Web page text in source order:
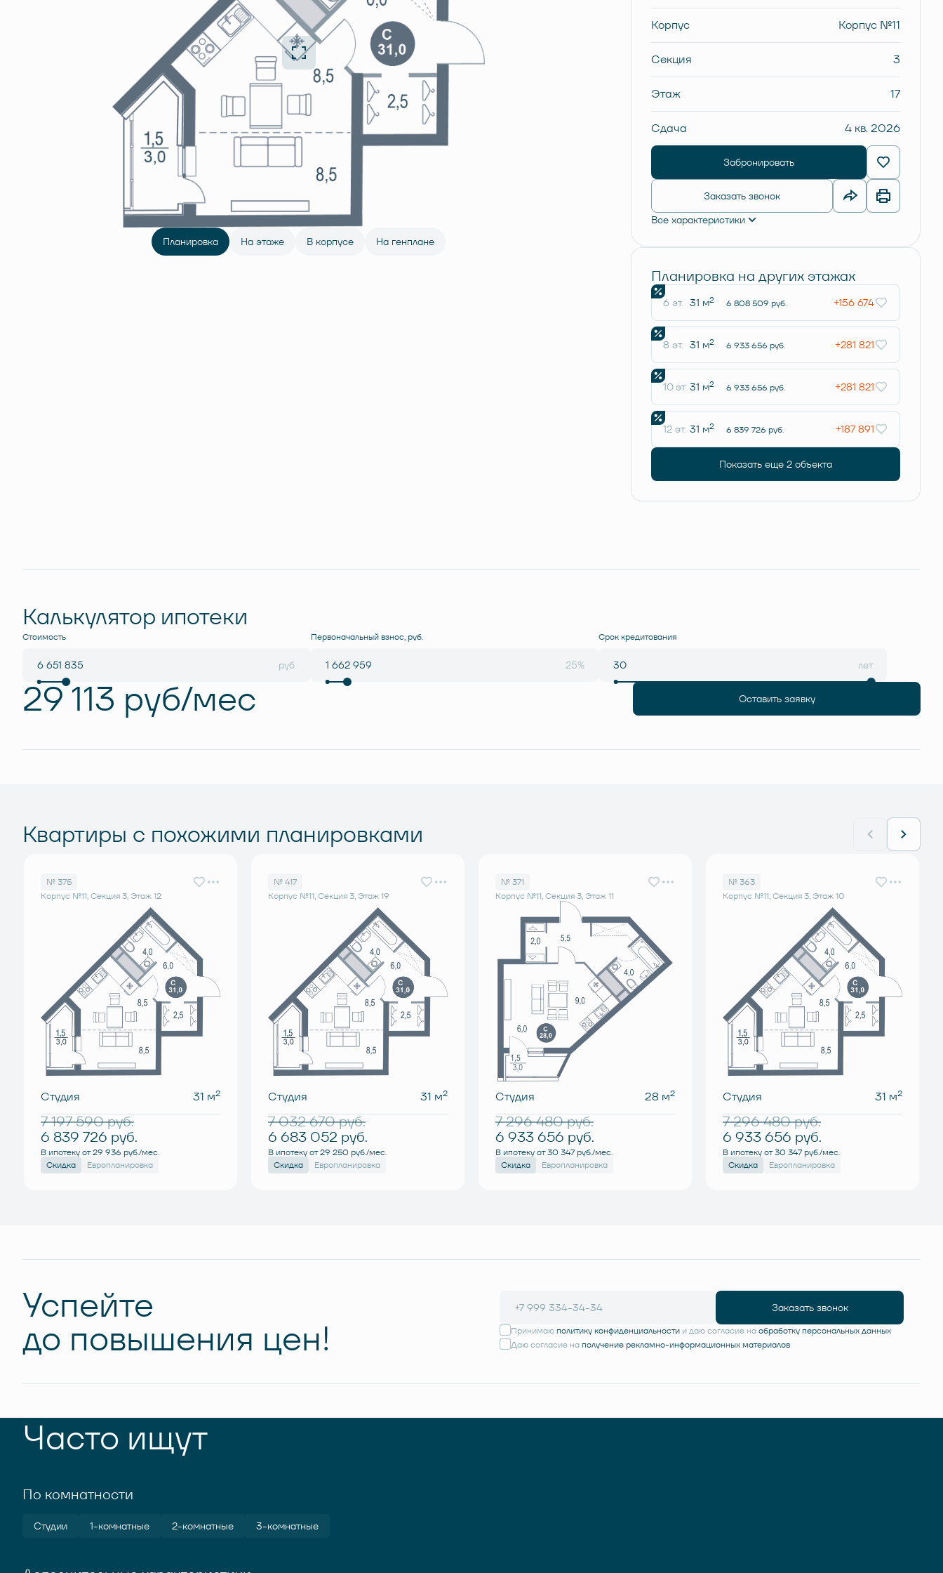
Планировка На этаже В корпусе На генплане
Корпус Корпус №11
Секция 3
Этаж 17
Сдача 4 кв. 2026
Забронировать
Заказать звонок
Все характеристики
Планировка на других этажах
6 эт. 31 м2 6 808 509 руб. +156 674
8 эт. 31 м2 6 933 656 руб. +281 821
10 эт. 31 м2 6 933 656 руб. +281 821
12 эт. 31 м2 6 839 726 руб. +187 891
Показать еще 2 объектa
Калькулятор ипотеки
Стоимость
руб.
Первоначальный взнос, руб.
25%
Срок кредитования
лет
29 113 руб/мес Оставить заявку
Квартиры с похожими планировками
№ 375
Корпус №11, Секция 3, Этаж 12
Студия 31 м2
7 197 590руб.
6 839 726 руб.
В ипотеку от 29 936 руб./мес.
Скидка
Европланировка
№ 417
Корпус №11, Секция 3, Этаж 19
Студия 31 м2
7 032 670руб.
6 683 052 руб.
В ипотеку от 29 250 руб./мес.
Скидка
Европланировка
№ 371
Корпус №11, Секция 3, Этаж 11
Студия 28 м2
7 296 480руб.
6 933 656 руб.
В ипотеку от 30 347 руб./мес.
Скидка
Европланировка
№ 363
Корпус №11, Секция 3, Этаж 10
Студия 31 м2
7 296 480руб.
6 933 656 руб.
В ипотеку от 30 347 руб./мес.
Скидка
Европланировка
Успейте
до повышения цен!
Заказать звонок
Принимаю политику конфиденциальностии даю согласие на обработку персональных данных
Даю согласие на получение рекламно-информационных материалов
Часто ищут
По комнатности
Студии 1-комнатные 2-комнатные 3-комнатные